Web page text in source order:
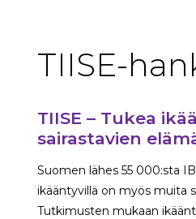
TIISE-
TIISE – Tukea
sairastavien
Suomen lähes 55 000:sta
ikääntyvillä on myös muita
Tutkimusten mukaan